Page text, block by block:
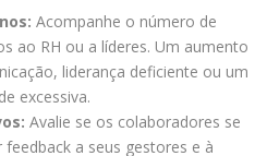
Acompanhe o número de
ao RH ou a líderes. Um aumento
liderança deficiente ou um
excessiva.
Avalie se os colaboradores se
a seus gestores e à